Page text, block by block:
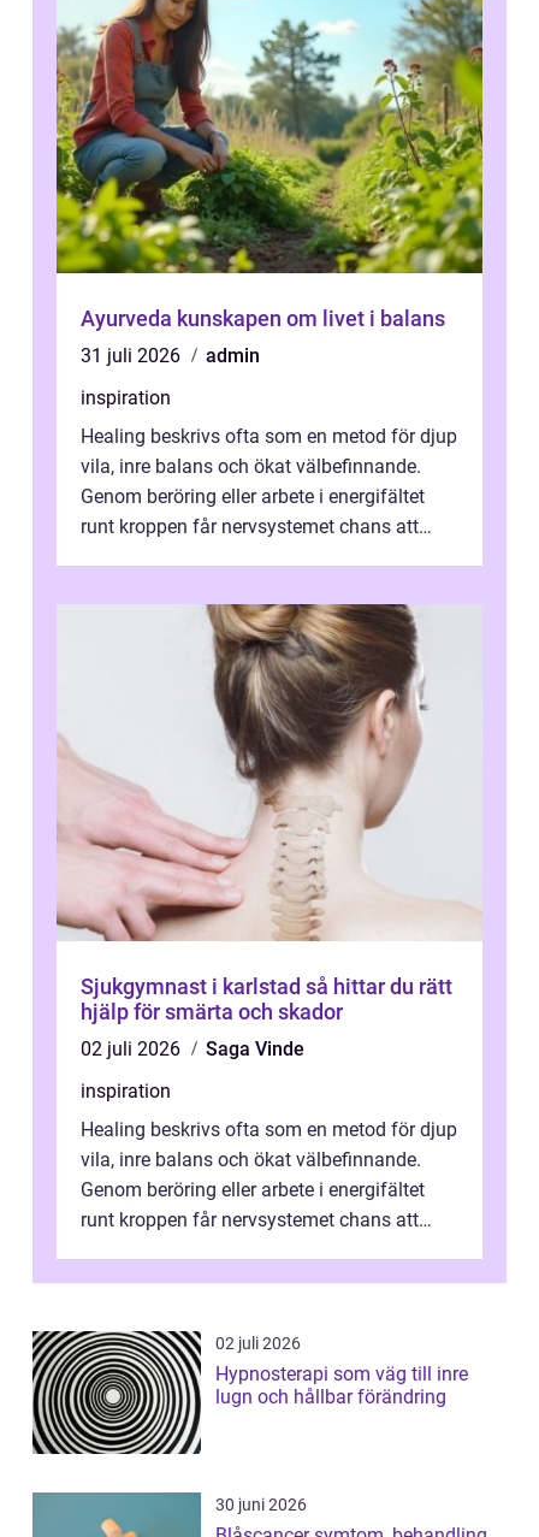
Ayurveda kunskapen om livet i balans
31 juli 2026
admin
inspiration
Healing beskrivs ofta som en metod för djup
vila, inre balans och ökat välbefinnande.
Genom beröring eller arbete i energifältet
runt kroppen får nervsystemet chans att
Sjukgymnast i karlstad så hittar du rätt
hjälp för smärta och skador
02 juli 2026
Saga Vinde
inspiration
Healing beskrivs ofta som en metod för djup
vila, inre balans och ökat välbefinnande.
Genom beröring eller arbete i energifältet
runt kroppen får nervsystemet chans att
02 juli 2026
Hypnosterapi som väg till inre
lugn och hållbar förändring
30 juni 2026